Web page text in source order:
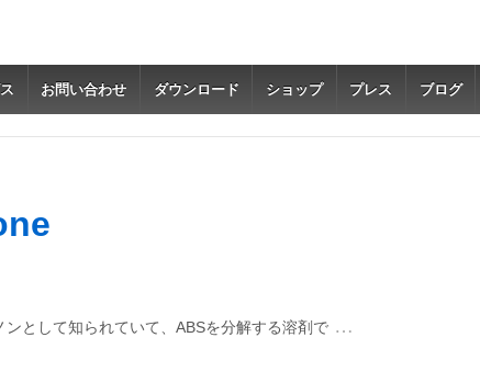
お問い合わせ ダウンロード ショップ プレス ブログ
として知られていて、ABSを分解する溶剤で …